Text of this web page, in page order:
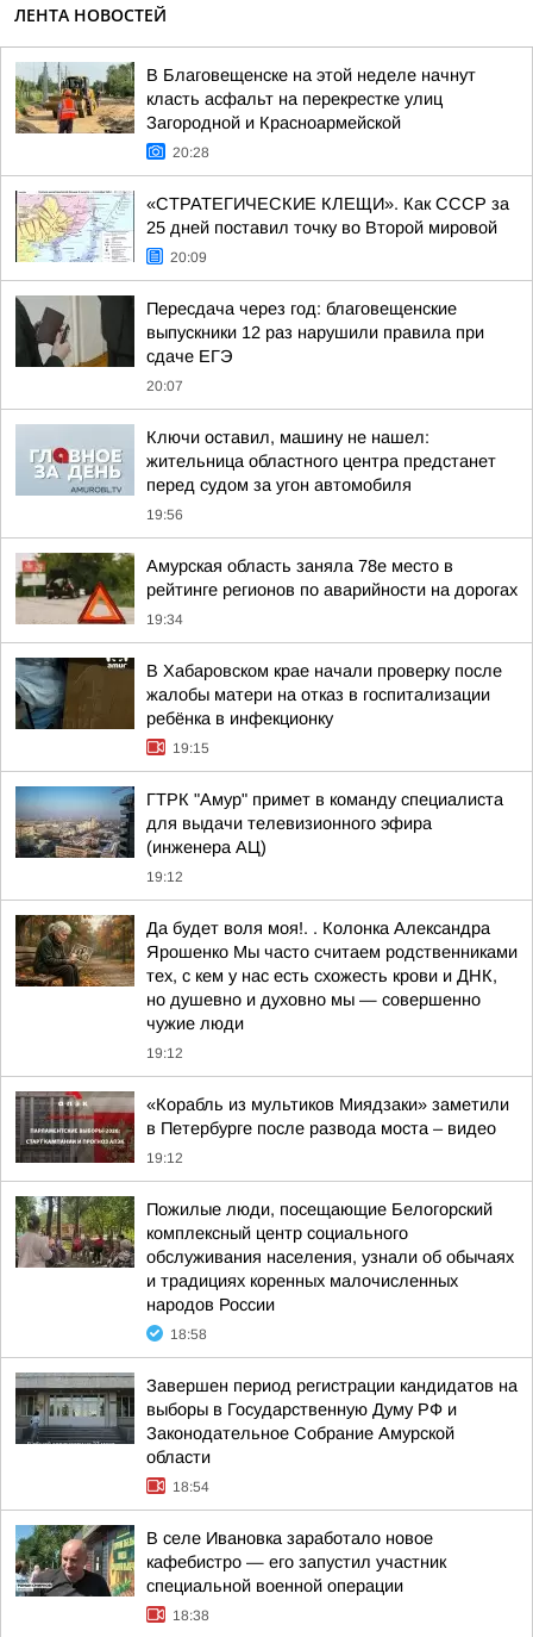
ЛЕНТА НОВОСТЕЙ
В Благовещенске на этой неделе начнут
класть асфальт на перекрестке улиц
Загородной и Красноармейской
20:28
«СТРАТЕГИЧЕСКИЕ КЛЕЩИ». Как СССР за
25 дней поставил точку во Второй мировой
20:09
Пересдача через год: благовещенские
выпускники 12 раз нарушили правила при
сдаче ЕГЭ
20:07
Ключи оставил, машину не нашел:
жительница областного центра предстанет
перед судом за угон автомобиля
19:56
Амурская область заняла 78е место в
рейтинге регионов по аварийности на дорогах
19:34
В Хабаровском крае начали проверку после
жалобы матери на отказ в госпитализации
ребёнка в инфекционку
19:15
ГТРК "Амур" примет в команду специалиста
для выдачи телевизионного эфира
(инженера АЦ)
19:12
Да будет воля моя!. . Колонка Александра
Ярошенко Мы часто считаем родственниками
тех, с кем у нас есть схожесть крови и ДНК,
но душевно и духовно мы — совершенно
чужие люди
19:12
«Корабль из мультиков Миядзаки» заметили
в Петербурге после развода моста – видео
19:12
Пожилые люди, посещающие Белогорский
комплексный центр социального
обслуживания населения, узнали об обычаях
и традициях коренных малочисленных
народов России
18:58
Завершен период регистрации кандидатов на
выборы в Государственную Думу РФ и
Законодательное Собрание Амурской
области
18:54
В селе Ивановка заработало новое
кафебистро — его запустил участник
специальной военной операции
18:38